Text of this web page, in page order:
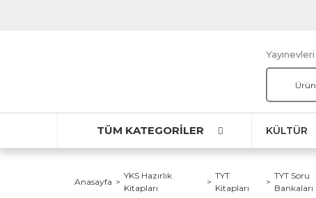
Yayınevleri
TÜM KATEGORİLER KÜLTÜR
Anasayfa
YKS Hazırlık
Kitapları
TYT
Kitapları
TYT Soru
Bankaları